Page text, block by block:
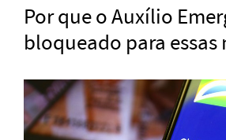
Por que o Auxílio
bloqueado para essas